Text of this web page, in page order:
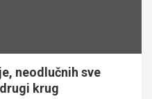
neodlučnih sve
krug